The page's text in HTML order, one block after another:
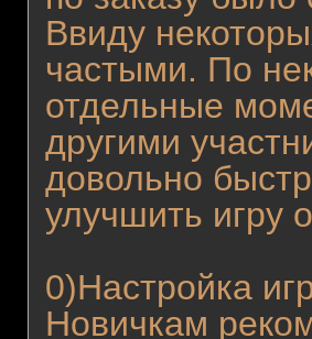
Ввиду
частыми. По
отдельные
другими
довольно
улучшить игру
0)Настройка
Новичкам